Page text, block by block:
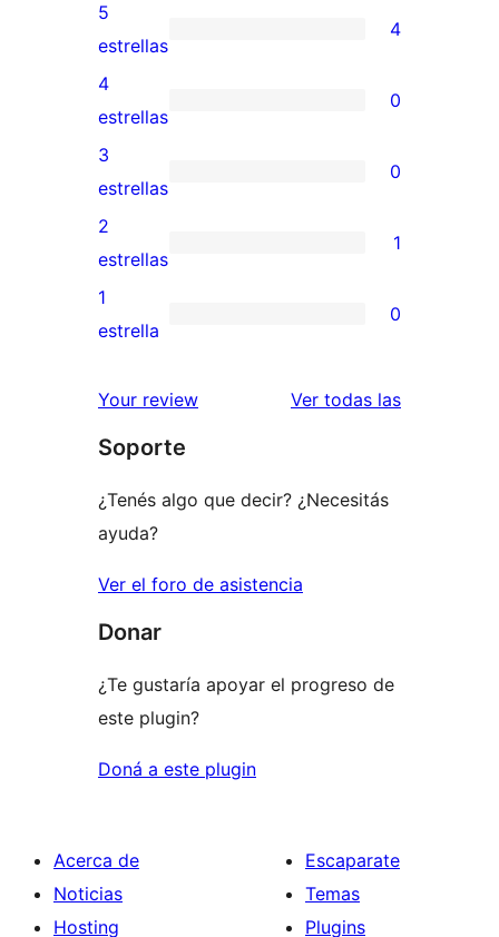
4
valoraciones
de
5
estrellas
5
estrellas
4
0
valoraciones
de
4
estrellas
4
estrellas
0
0
valoraciones
de
3
estrellas
3
estrellas
0
1
valoración
de
estrellas
2
estrellas
1
0
de
estrellas
1
estrella
0
Your review Ver todas lasreseñas
Soporte
¿Tenés algo que decir? ¿Necesitás
ayuda?
Ver el foro de asistencia
Donar
¿Te gustaría apoyar el progreso de
este plugin?
Doná a este plugin
Acerca de
Noticias
Hosting
Escaparate
Temas
Plugins